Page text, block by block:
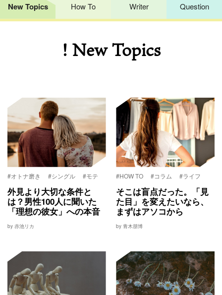
New Topics How To Writer Question
! New Topics
#オトナ磨き #シングル #モテ
外見より大切な条件と
は？男性100人に聞いた
「理想の彼女」への本音
by 赤池リカ
#HOW TO #コラム #ライフ
そこは盲点だった。「見
た目」を変えたいなら、
まずはアソコから
by 青木朋博